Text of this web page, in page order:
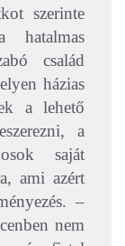
szerinte
család
házias
a lehető
a
saját
ami azért
–
nem